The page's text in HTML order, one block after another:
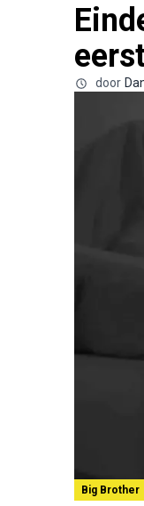
door
Big Brother